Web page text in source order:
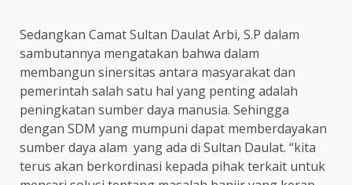
Sedangkan Camat Sultan Daulat Arbi, S.P dalam
sambutannya mengatakan bahwa dalam
membangun sinersitas antara masyarakat dan
pemerintah salah satu hal yang penting adalah
peningkatan sumber daya manusia. Sehingga
dengan SDM yang mumpuni dapat memberdayakan
sumber daya alam yang ada di Sultan Daulat. “kita
terus akan berkordinasi kepada pihak terkait untuk